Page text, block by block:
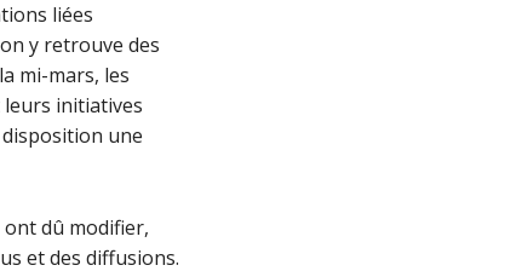
liées
y retrouve des
mi-mars, les
initiatives
une
ont dû modifier,
et des diffusions.